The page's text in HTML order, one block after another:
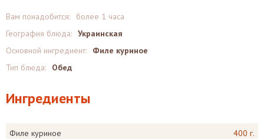
Вам понадобится:
более 1 часа
География блюда: Украинская
Основной ингредиент:
Филе куриное
Тип блюда:
Обед
Ингредиенты
Филе куриное
400 г.